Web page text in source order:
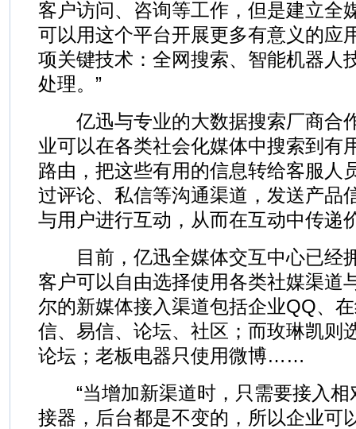
客户访问、咨询等工作，但是建立全
可以用这个平台开展更多有意义的应
项关键技术：全网搜索、智能机器人
处理。”
亿迅与专业的大数据搜索厂商合
业可以在各类社会化媒体中搜索到有
路由，把这些有用的信息转给客服人
过评论、私信等沟通渠道，发送产品
与用户进行互动，从而在互动中传递
目前，亿迅全媒体交互中心已经
客户可以自由选择使用各类社媒渠道
尔的新媒体接入渠道包括企业QQ、
信、易信、论坛、社区；而玫琳凯则
论坛；老板电器只使用微博……
“当增加新渠道时，只需要接入相
接器，后台都是不变的，所以企业可